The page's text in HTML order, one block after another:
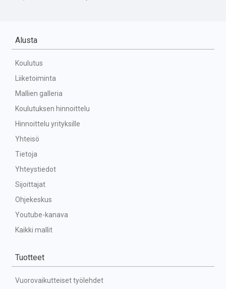
Alusta
Koulutus
Liiketoiminta
Mallien galleria
Koulutuksen hinnoittelu
Hinnoittelu yrityksille
Yhteisö
Tietoja
Yhteystiedot
Sijoittajat
Ohjekeskus
Youtube-kanava
Kaikki mallit
Tuotteet
Vuorovaikutteiset työlehdet